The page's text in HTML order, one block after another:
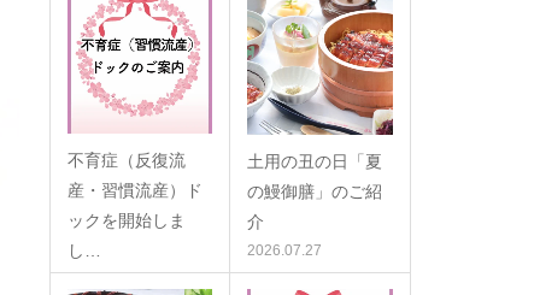
不育症（反復流
産・習慣流産）ド
ックを開始しま
し…
土用の丑の日「夏
の鰻御膳」のご紹
介
2026.07.27